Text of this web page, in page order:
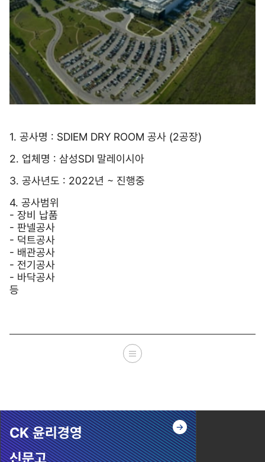
1. 공사명 : SDIEM DRY ROOM 공사 (2공장)
2. 업체명 : 삼성SDI 말레이시아
3. 공사년도 : 2022년 ~ 진행중
4. 공사범위
- 장비 납품
- 판넬공사
- 덕트공사
- 배관공사
- 전기공사
- 바닥공사
등
CK 윤리경영
신문고